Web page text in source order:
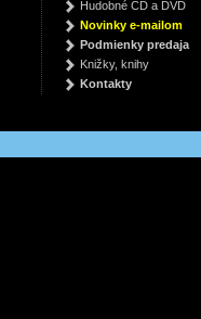
€ 7.52
Hudobné CD a DVD
Novinky e-mailom
Podmienky predaja
Knižky, knihy
Kontakty